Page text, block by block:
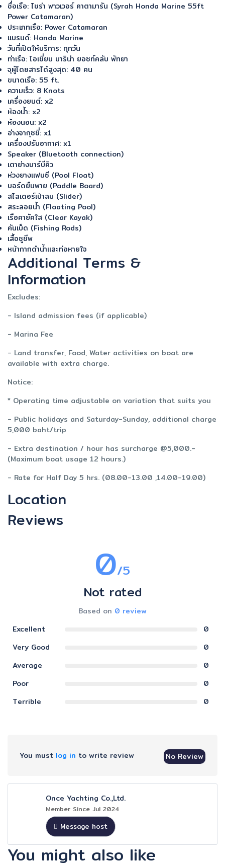
ชื่อเรือ: ไซร่า พาวเวอร์ คาตามารัน (Syrah Honda Marine 55ft
Power Catamaran)
ประเภทเรือ: Power Catamaran
แบรนด์: Honda Marine
วันที่เปิดให้บริการ: ทุกวัน
ท่าเรือ: โอเชี่ยน มาริน่า ยอชท์คลับ พัทยา
จุผู้โดยสารได้สูงสุด: 40 คน
ขนาดเรือ: 55 ft.
ความเร็ว: 8 Knots
เครื่องยนต์: x2
ห้องน้ำ: x2
ห้องนอน: x2
อ่างจากุชชี่: x1
เครื่องปรับอากาศ: x1
Speaker (Bluetooth connection)
เตาย่างบาร์บีคิว
ห่วงยางแฟนซี (Pool Float)
บอร์ดยืนพาย (Paddle Board)
สไลเดอร์เป่าลม (Slider)
สระลอยน้ำ (Floating Pool)
เรือคายัคใส (Clear Kayak)
คันเบ็ด (Fishing Rods)
เสื้อชูชีพ
หน้ากากดำน้ำและท่อหายใจ
Additional Terms &
Information
Excludes:
- Island admission fees (if applicable)
- Marina Fee
- Land transfer, Food, Water activities on boat are
available with extra charge.
Notice:
* Operating time adjustable on variation that suits you
- Public holidays and Saturday-Sunday, additional charge
5,000 baht/trip
- Extra destination / hour has surcharge @5,000.-
(Maximum boat usage 12 hours.)
- Rate for Half Day 5 hrs. (08.00-13.00 ,14.00-19.00)
Location
Reviews
0/5
Not rated
Based on 0 review
Excellent
0
Very Good
0
Average
0
Poor
0
Terrible
0
You must log in to write review No Review
Once Yachting Co.,Ltd.
Member Since Jul 2024
Message host
You might also like